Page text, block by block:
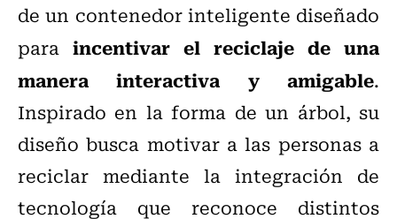
de un contenedor inteligente diseñado
para incentivar el reciclaje de una
manera interactiva y amigable.
Inspirado en la forma de un árbol, su
diseño busca motivar a las personas a
reciclar mediante la integración de
tecnología que reconoce distintos